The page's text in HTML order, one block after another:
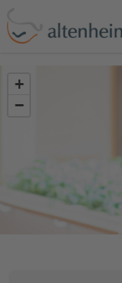
+
−